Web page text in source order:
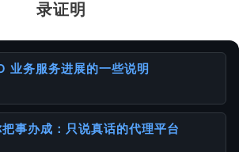
录证明
业务服务进展的一些说明
事办成：只说真话的代理平台